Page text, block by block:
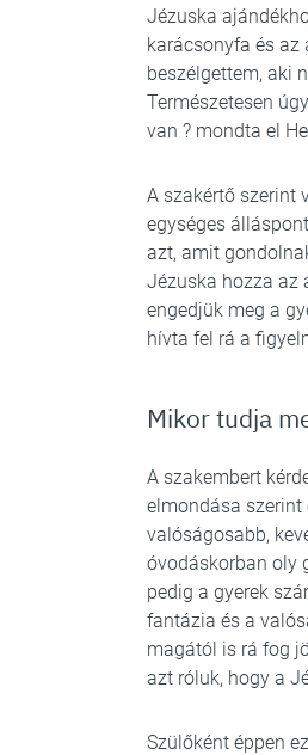
Jézuska
karácsonyfa és az
beszélgettem, aki
Természetesen
van ? mondta el
A szakértő szerint
egységes
azt, amit
Jézuska hozza az
engedjük meg a
hívta fel rá a
Mikor tudja
A szakembert
elmondása szerint
valóságosabb,
óvodáskorban oly
pedig a gyerek
fantázia és a
magától is rá fog
azt róluk, hogy a
Szülőként éppen